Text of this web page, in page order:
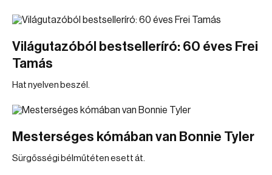
Világutazóból bestselleríró: 60 éves Frei
Tamás
Hat nyelven beszél.
Mesterséges kómában van Bonnie Tyler
Sürgősségi bélműtéten esett át.